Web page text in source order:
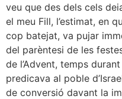
veu que des dels cels
el meu Fill, l’estimat, en
cop batejat, va pujar
del parèntesi de les
de l’Advent, temps
predicava al poble
de conversió davant la